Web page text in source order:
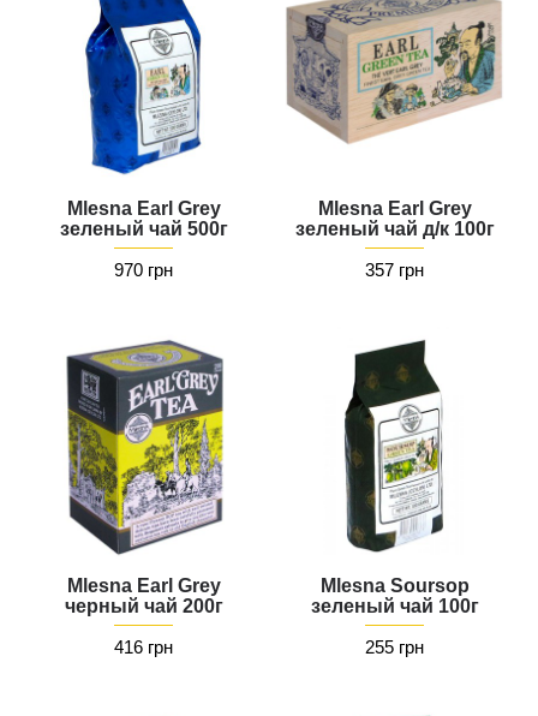
Mlesna Earl Grey
зеленый чай 500г
970 грн
Mlesna Earl Grey
зеленый чай д/к 100г
357 грн
Mlesna Earl Grey
черный чай 200г
416 грн
Mlesna Soursop
зеленый чай 100г
255 грн